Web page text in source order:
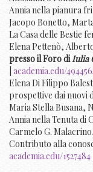
Annia nella pianura
Jacopo Bonetto,
La Casa delle Bestie
Elena Pettenò,
presso il Foro di Iulia
academia.edu/
Elena Di Filippo
prospettive dai nuovi
Maria Stella Busana,
Annia nella Tenuta di
Carmelo G.
Contributo alla
academia.edu/1527484